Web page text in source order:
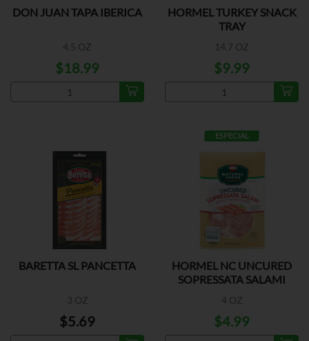
DON JUAN TAPA IBERICA
4.5 OZ
$18.99
HORMEL TURKEY SNACK
TRAY
14.7 OZ
$9.99
BARETTA SL PANCETTA
3 OZ
$5.69
ESPECIAL
HORMEL NC UNCURED
SOPRESSATA SALAMI
4 OZ
$4.99